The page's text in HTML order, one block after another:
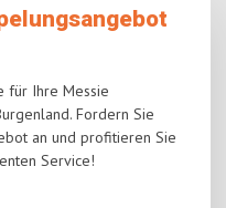
für Ihre Messie
Fordern Sie
an und profitieren Sie
Service!